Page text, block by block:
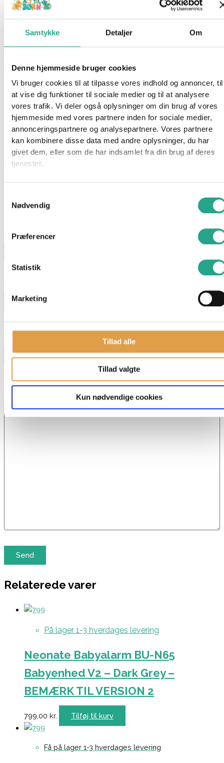
Samtykke Detaljer Om
Denne hjemmeside bruger cookies
Vi bruger cookies til at tilpasse vores indhold og annoncer, til
at vise dig funktioner til sociale medier og til at analysere
vores trafik. Vi deler også oplysninger om din brug af vores
hjemmeside med vores partnere inden for sociale medier,
annonceringspartnere og analysepartnere. Vores partnere
kan kombinere disse data med andre oplysninger, du har
givet dem, eller som de har indsamlet fra din brug af deres
tjenester.
Nødvendig
Præferencer
Statistik
Marketing
Tillad alle
Tillad valgte
Kun nødvendige cookies
Hama Midi – Perleplade Søhest
Mærker
Perler
Beskrivelse
Spørg om produktet
Fin perleplade med Søhest motiv, der passer til perler fra Hama
Midi.
Specifikationer
Alder: Fra 5 år
Navn*
Relaterede varer
På lager 1-3 hverdages levering
Neonate Babyalarm BU-N65
Babyenhed V2 – Dark Grey –
BEMÆRK TIL VERSION 2
799,00 kr. Tilføj til kurv
Få på lager 1-3 hverdages levering